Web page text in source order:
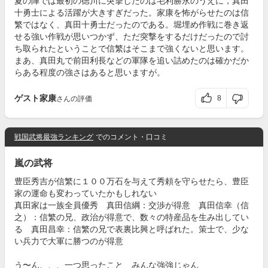
十勇士による活躍が大きすぎだった。家康を怖がらせたのは信
繁ではなく、真田十勇士だったのである。堀埋め作戦に巻き返
せる強い作戦が思いつかず、ただ突撃をするだけだったので討
ち取られたということで信繁はそこまで強くないと思います。
まあ、真田丸で前田利長などの軍隊を追い詰めたのは確かだか
らある程度の強さはあると思いますが。
ゲスト家康さんの評価 8
戦国武将最強ランキング でのコメント・口コミ
嵐の武将
豊臣秀吉が信繁に１００万石を与えて秀頼を守らせたら、豊臣
家の運命も変わっていたかもしれない
真田家は一族全員優秀 真田信綱：交渉が得意 真田信幸（信
之）：信繁の兄、政治が得意で、数々の特産品を生み出してい
る 真田昌幸：信繁の兄で表裏比興と呼ばれた。策士で、少な
い兵力で大軍に勝つのが得意
う〜ん、、、一つ思ったこと みんな強強じゃん